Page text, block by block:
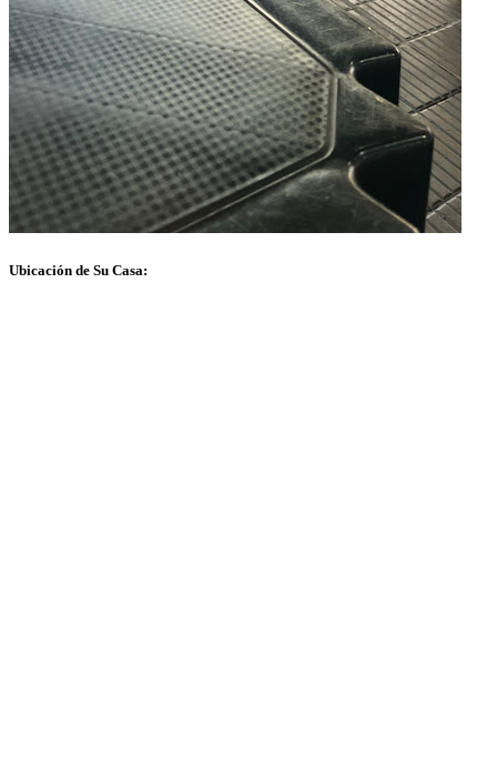
Ubicación de Su Casa: